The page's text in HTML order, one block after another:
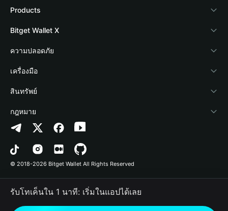
เกี่ยวกับ Bitget Wallet
Blog
Academy
ข่าวสารด้านคริปโต
ศูนย์ช่วยเหลือ
ติดต่อเรา
ทรัพยากรข้อมูลของแบรนด์
อาชีพ
Products
Crypto Card
Stablecoin Earn
Payfi Crypto
Crypto Swap API
Altcoin Season Index
Prediction Markets
DApp
RWA
Bitget Wallet X
นักพัฒนา
เชื่อมต่อ Wallet
Bitget Wallet Pay
ลิสต์โปรเจกต์
ความปลอดภัย
Protection Fund
เทคโนโลยีความปลอดภัย
เครื่องมือ
ซื้อคริปโต
การตรวจจับการอนุญาต
การตรวจจับสัญญา
การโอนเป็นชุด
สินทรัพย์
Arbitrum
Avalanche
Bitcoin
Polygon
กฎหมาย
นโยบายความเป็นส่วนตัว
ข้อตกลงในการใช้บริการ
© 2018-2026 Bitget Wallet All Rights Reserved
รับโทเค็นใน 1 นาที: เริ่มในแอปได้เลย